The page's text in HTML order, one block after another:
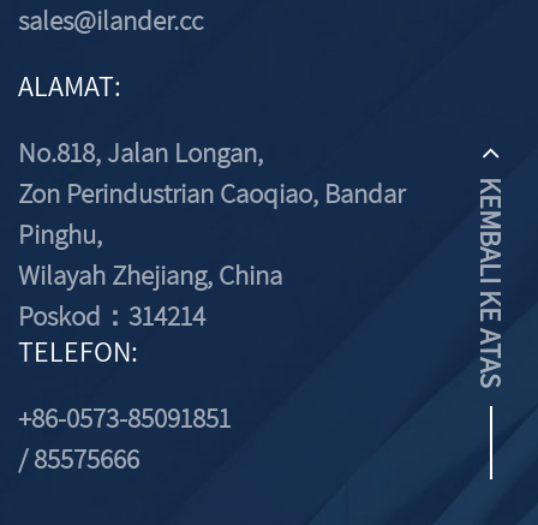
sales@ilander.cc
ALAMAT:
No.818, Jalan Longan,
Zon Perindustrian Caoqiao, Bandar
Pinghu,
Wilayah Zhejiang, China
Poskod：314214
TELEFON:
+86-0573-85091851
/ 85575666
KEMBALI KE ATAS